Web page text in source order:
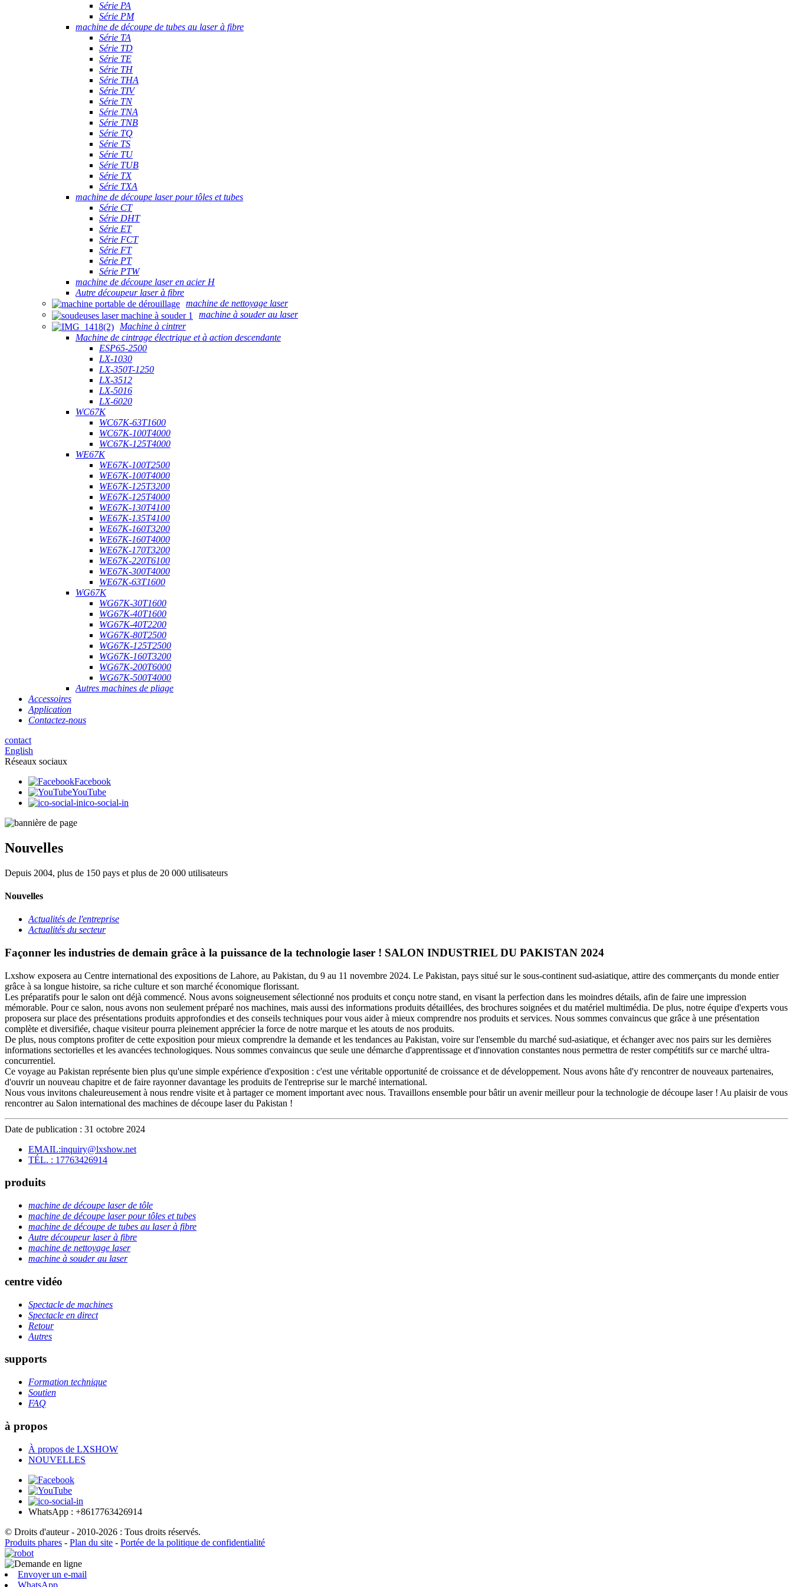
Série PA
Série PM
machine de découpe de tubes au laser à fibre
Série TA
Série TD
Série TE
Série TH
Série THA
Série TIV
Série TN
Série TNA
Série TNB
Série TQ
Série TS
Série TU
Série TUB
Série TX
Série TXA
machine de découpe laser pour tôles et tubes
Série CT
Série DHT
Série ET
Série FCT
Série FT
Série PT
Série PTW
machine de découpe laser en acier H
Autre découpeur laser à fibre
machine de nettoyage laser
machine à souder au laser
Machine à cintrer
Machine de cintrage électrique et à action descendante
ESP65-2500
LX-1030
LX-350T-1250
LX-3512
LX-5016
LX-6020
WC67K
WC67K-63T1600
WC67K-100T4000
WC67K-125T4000
WE67K
WE67K-100T2500
WE67K-100T4000
WE67K-125T3200
WE67K-125T4000
WE67K-130T4100
WE67K-135T4100
WE67K-160T3200
WE67K-160T4000
WE67K-170T3200
WE67K-220T6100
WE67K-300T4000
WE67K-63T1600
WG67K
WG67K-30T1600
WG67K-40T1600
WG67K-40T2200
WG67K-80T2500
WG67K-125T2500
WG67K-160T3200
WG67K-200T6000
WG67K-500T4000
Autres machines de pliage
Accessoires
Application
Contactez-nous
contact
English
Réseaux sociaux
Facebook
YouTube
ico-social-in
Nouvelles
Depuis 2004, plus de 150 pays et plus de 20 000 utilisateurs
Nouvelles
Actualités de l'entreprise
Actualités du secteur
Façonner les industries de demain grâce à la puissance de la technologie laser ! SALON INDUSTRIEL DU PAKISTAN 2024
Lxshow exposera au Centre international des expositions de Lahore, au Pakistan, du 9 au 11 novembre 2024. Le Pakistan, pays situé sur le sous-continent sud-asiatique, attire des commerçants du monde entier
grâce à sa longue histoire, sa riche culture et son marché économique florissant.
Les préparatifs pour le salon ont déjà commencé. Nous avons soigneusement sélectionné nos produits et conçu notre stand, en visant la perfection dans les moindres détails, afin de faire une impression
mémorable. Pour ce salon, nous avons non seulement préparé nos machines, mais aussi des informations produits détaillées, des brochures soignées et du matériel multimédia. De plus, notre équipe d'experts vous
proposera sur place des présentations produits approfondies et des conseils techniques pour vous aider à mieux comprendre nos produits et services. Nous sommes convaincus que grâce à une présentation
complète et diversifiée, chaque visiteur pourra pleinement apprécier la force de notre marque et les atouts de nos produits.
De plus, nous comptons profiter de cette exposition pour mieux comprendre la demande et les tendances au Pakistan, voire sur l'ensemble du marché sud-asiatique, et échanger avec nos pairs sur les dernières
informations sectorielles et les avancées technologiques. Nous sommes convaincus que seule une démarche d'apprentissage et d'innovation constantes nous permettra de rester compétitifs sur ce marché ultra-
concurrentiel.
Ce voyage au Pakistan représente bien plus qu'une simple expérience d'exposition : c'est une véritable opportunité de croissance et de développement. Nous avons hâte d'y rencontrer de nouveaux partenaires,
d'ouvrir un nouveau chapitre et de faire rayonner davantage les produits de l'entreprise sur le marché international.
Nous vous invitons chaleureusement à nous rendre visite et à partager ce moment important avec nous. Travaillons ensemble pour bâtir un avenir meilleur pour la technologie de découpe laser ! Au plaisir de vous
rencontrer au Salon international des machines de découpe laser du Pakistan !
Date de publication : 31 octobre 2024
EMAIL:inquiry@lxshow.net
TÉL. : 17763426914
produits
machine de découpe laser de tôle
machine de découpe laser pour tôles et tubes
machine de découpe de tubes au laser à fibre
Autre découpeur laser à fibre
machine de nettoyage laser
machine à souder au laser
centre vidéo
Spectacle de machines
Spectacle en direct
Retour
Autres
supports
Formation technique
Soutien
FAQ
à propos
À propos de LXSHOW
NOUVELLES
WhatsApp : +8617763426914
© Droits d'auteur - 2010-2026 : Tous droits réservés.
Produits phares - Plan du site - Portée de la politique de confidentialité
Envoyer un e-mail
WhatsApp